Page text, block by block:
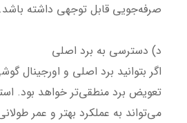
صرفه‌جویی قابل توجهی داشته باشد.
د) دسترسی به برد اصلی
اگر بتوانید برد اصلی و اورجینال
تعویض برد منطقی‌تر خواهد بود.
می‌تواند به عملکرد بهتر و عمر